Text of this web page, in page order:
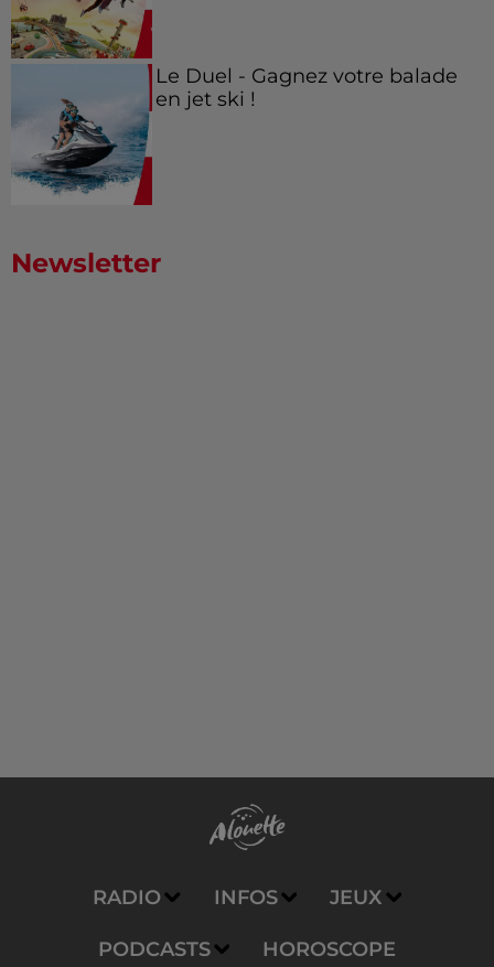
Le Duel - Gagnez votre balade
en jet ski !
Newsletter
RADIO INFOS JEUX
PODCASTS HOROSCOPE